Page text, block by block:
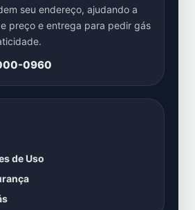
seu endereço, ajudando a
preço e entrega para pedir gás
0960
de Uso